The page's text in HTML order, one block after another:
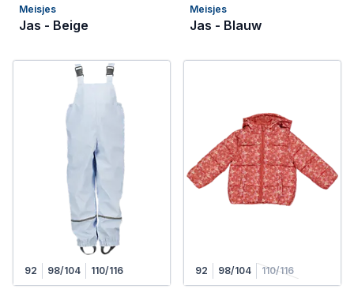
Meisjes
Jas - Beige
Meisjes
Jas - Blauw
92 98/104 110/116 92 98/104 110/116